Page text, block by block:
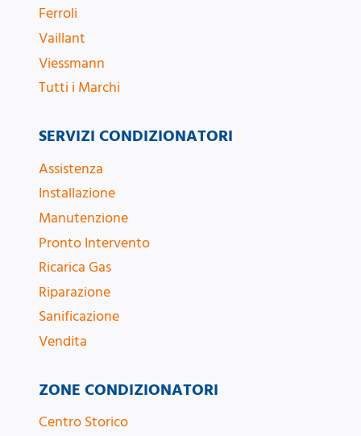
Ferroli
Vaillant
Viessmann
Tutti i Marchi
ZONE CONDIZIONATORI
Centro Storico
SERVIZI CONDIZIONATORI
Assistenza
Installazione
Manutenzione
Pronto Intervento
Ricarica Gas
Riparazione
Sanificazione
Vendita